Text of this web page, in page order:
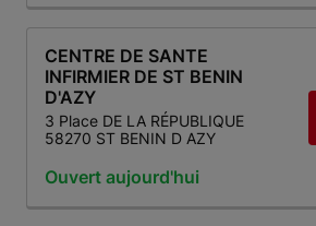
CENTRE DE SANTE
INFIRMIER DE ST BENIN
D'AZY
3 Place DE LA RÉPUBLIQUE
58270 ST BENIN D AZY
Ouvert aujourd'hui